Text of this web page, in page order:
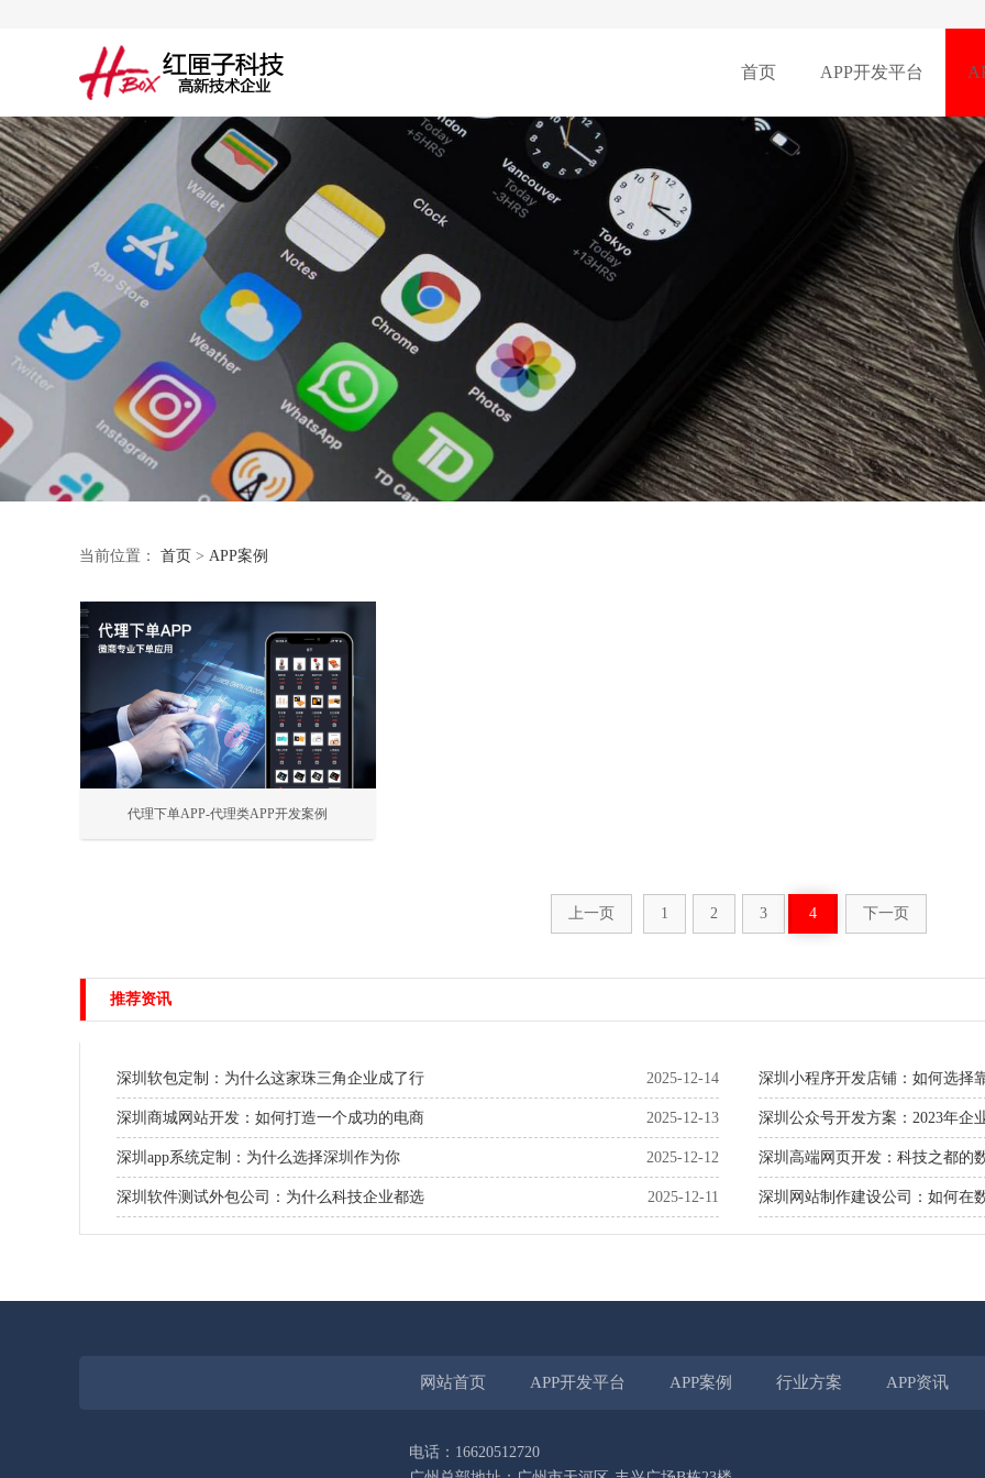
首页 APP开发平台
当前位置： 首页 > APP案例
代理下单APP-代理类APP开发案例
上一页 1 2 3 4 下一页
推荐资讯
2025-12-14
深圳软包定制：为什么这家珠三角企业成了行 深圳小程序开发店铺：如何选择
2025-12-13
深圳商城网站开发：如何打造一个成功的电商 深圳公众号开发方案：2023年企
2025-12-12
深圳app系统定制：为什么选择深圳作为你 深圳高端网页开发：科技之都的
2025-12-11
深圳软件测试外包公司：为什么科技企业都选 深圳网站制作建设公司：如何在
网站首页 APP开发平台 APP案例 行业方案 APP资讯
电话：16620512720